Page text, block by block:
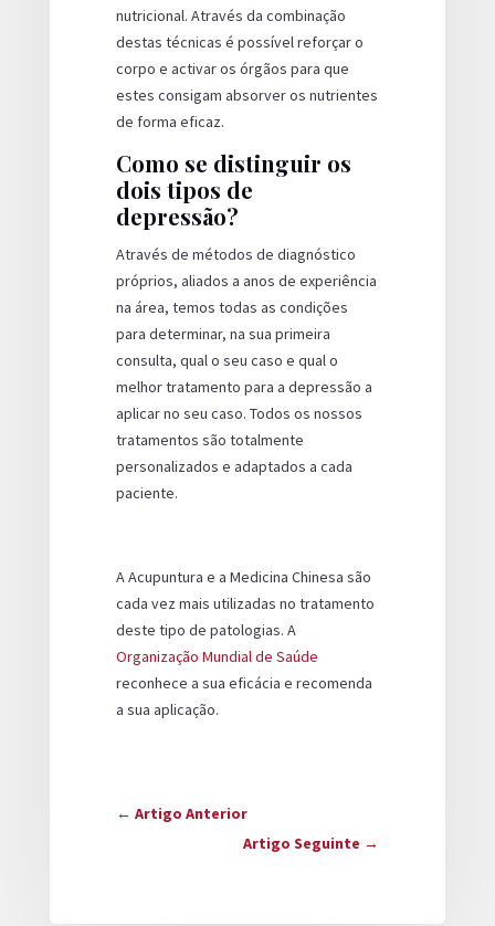
nutricional. Através da combinação
destas técnicas é possível reforçar o
corpo e activar os órgãos para que
estes consigam absorver os nutrientes
de forma eficaz.
Como se distinguir os
dois tipos de
depressão?
Através de métodos de diagnóstico
próprios, aliados a anos de experiência
na área, temos todas as condições
para determinar, na sua primeira
consulta, qual o seu caso e qual o
melhor tratamento para a depressão a
aplicar no seu caso. Todos os nossos
tratamentos são totalmente
personalizados e adaptados a cada
paciente.
A Acupuntura e a Medicina Chinesa são
cada vez mais utilizadas no tratamento
deste tipo de patologias. A
Organização Mundial de Saúde
reconhece a sua eficácia e recomenda
a sua aplicação.
← Artigo Anterior
Artigo Seguinte →